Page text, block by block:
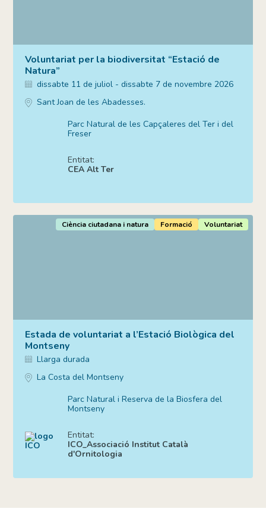
Voluntariat per la biodiversitat “Estació de
Natura”
dissabte 11 de juliol - dissabte 7 de novembre 2026
Sant Joan de les Abadesses.
Parc Natural de les Capçaleres del Ter i del
Freser
Entitat:
CEA Alt Ter
Estada de voluntariat a l’Estació Biològica del
Montseny
Llarga durada
La Costa del Montseny
Ciència ciutadana i natura Formació Voluntariat
Parc Natural i Reserva de la Biosfera del
Montseny
Entitat:
ICO_Associació Institut Català
d'Ornitologia